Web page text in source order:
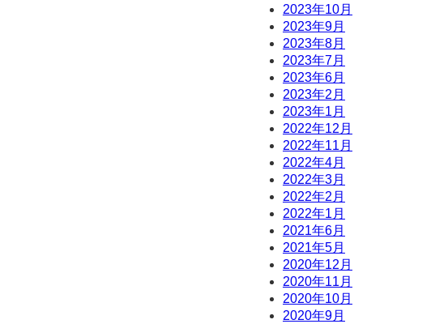
2023年10月
2023年9月
2023年8月
2023年7月
2023年6月
2023年2月
2023年1月
2022年12月
2022年11月
2022年4月
2022年3月
2022年2月
2022年1月
2021年6月
2021年5月
2020年12月
2020年11月
2020年10月
2020年9月